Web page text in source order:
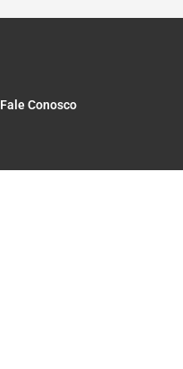
Fale Conosco